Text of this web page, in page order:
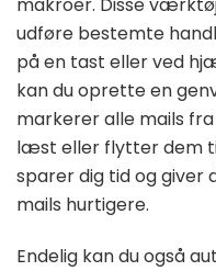
udføre bestemte
på en tast eller ved
kan du oprette en
markerer alle mails
læst eller flytter dem
sparer dig tid og giver
mails hurtigere.
Endelig kan du også